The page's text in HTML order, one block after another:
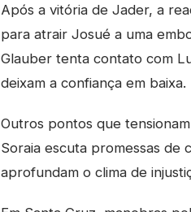
Após a vitória de Jader, a
para atrair Josué a uma
Glauber tenta contato com
deixam a confiança em baixa.
Outros pontos que
Soraia escuta promessas de
aprofundam o clima de